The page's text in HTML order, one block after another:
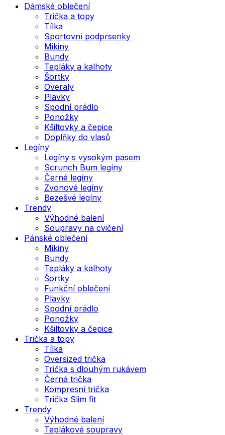
Dámské oblečení
Trička a topy
Tílka
Sportovní podprsenky
Mikiny
Bundy
Tepláky a kalhoty
Šortky
Overaly
Plavky
Spodní prádlo
Ponožky
Kšiltovky a čepice
Doplňky do vlasů
Legíny
Legíny s vysokým pasem
Scrunch Bum legíny
Černé legíny
Zvonové legíny
Bezešvé legíny
Trendy
Výhodné balení
Soupravy na cvičení
Pánské oblečení
Mikiny
Bundy
Tepláky a kalhoty
Šortky
Funkční oblečení
Plavky
Spodní prádlo
Ponožky
Kšiltovky a čepice
Trička a topy
Tílka
Oversized trička
Trička s dlouhým rukávem
Černá trička
Kompresní trička
Trička Slim fit
Trendy
Výhodné balení
Teplákové soupravy